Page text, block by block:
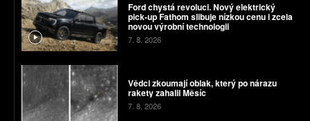
Ford chystá revoluci. Nový elektrický
pick-up Fathom slibuje nízkou cenu i zcela
novou výrobní technologii
7. 8. 2026
Vědci zkoumají oblak, který po nárazu
rakety zahalil Měsíc
7. 8. 2026